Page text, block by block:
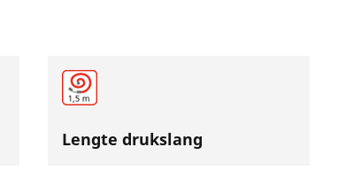
Lengte drukslang